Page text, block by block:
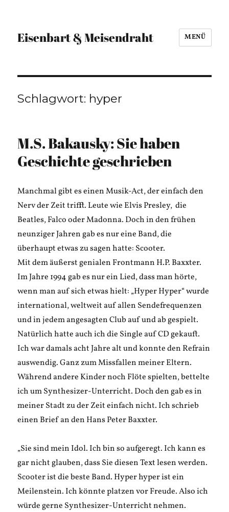
Eisenbart & Meisendraht MENÜ
Schlagwort: hyper
M.S. Bakausky: Sie haben
Geschichte geschrieben
Manchmal gibt es einen Musik-Act, der einfach den
Nerv der Zeit trifft. Leute wie Elvis Presley, die
Beatles, Falco oder Madonna. Doch in den frühen
neunziger Jahren gab es nur eine Band, die
überhaupt etwas zu sagen hatte: Scooter.
Mit dem äußerst genialen Frontmann H.P. Baxxter.
Im Jahre 1994 gab es nur ein Lied, dass man hörte,
wenn man auf sich etwas hielt: „Hyper Hyper“ wurde
international, weltweit auf allen Sendefrequenzen
und in jedem angesagten Club auf und ab gespielt.
Natürlich hatte auch ich die Single auf CD gekauft.
Ich war damals acht Jahre alt und konnte den Refrain
auswendig. Ganz zum Missfallen meiner Eltern.
Während andere Kinder noch Flöte spielten, bettelte
ich um Synthesizer-Unterricht. Doch den gab es in
meiner Stadt zu der Zeit einfach nicht. Ich schrieb
einen Brief an den Hans Peter Baxxter.
„Sie sind mein Idol. Ich bin so aufgeregt. Ich kann es
gar nicht glauben, dass Sie diesen Text lesen werden.
Scooter ist die beste Band. Hyper hyper ist ein
Meilenstein. Ich könnte platzen vor Freude. Also ich
würde gerne Synthesizer-Unterricht nehmen.